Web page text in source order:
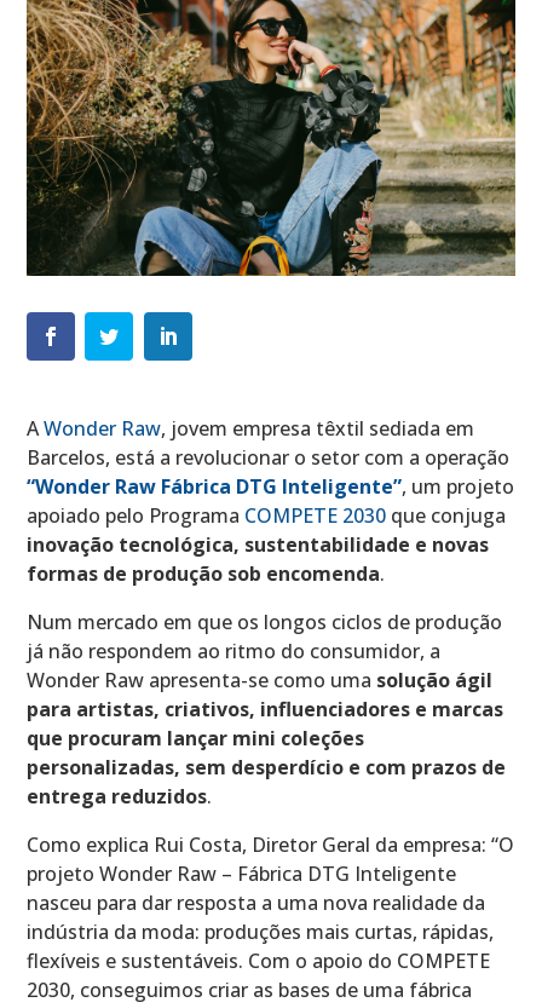
AWonder Raw, jovem empresa têxtil sediada em
Barcelos, está a revolucionar o setor com a operação
“Wonder Raw Fábrica DTG Inteligente”, um projeto
apoiado pelo Programa COMPETE 2030 que conjuga
inovação tecnológica, sustentabilidade e novas
formas de produção sob encomenda.
Num mercado em que os longos ciclos de produção
já não respondem ao ritmo do consumidor, a
Wonder Raw apresenta-se como uma solução ágil
para artistas, criativos, influenciadores e marcas
que procuram lançar mini coleções
personalizadas, sem desperdício e com prazos de
entrega reduzidos.
Como explica Rui Costa, Diretor Geral da empresa: “O
projeto Wonder Raw – Fábrica DTG Inteligente
nasceu para dar resposta a uma nova realidade da
indústria da moda: produções mais curtas, rápidas,
flexíveis e sustentáveis. Com o apoio do COMPETE
2030, conseguimos criar as bases de uma fábrica